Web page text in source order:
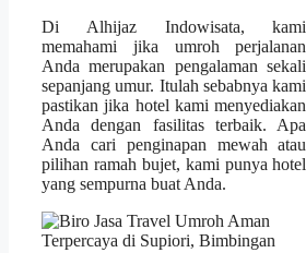
Di Alhijaz Indowisata, kami
memahami jika umroh perjalanan
Anda merupakan pengalaman sekali
sepanjang umur. Itulah sebabnya kami
pastikan jika hotel kami menyediakan
Anda dengan fasilitas terbaik. Apa
Anda cari penginapan mewah atau
pilihan ramah bujet, kami punya hotel
yang sempurna buat Anda.